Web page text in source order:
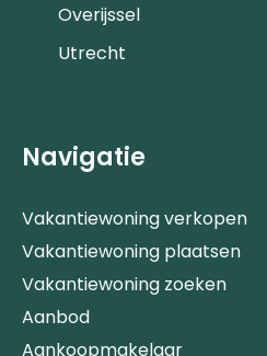
Overijssel
Utrecht
Navigatie
Vakantiewoning verkopen
Vakantiewoning plaatsen
Vakantiewoning zoeken
Aanbod
Aankoopmakelaar